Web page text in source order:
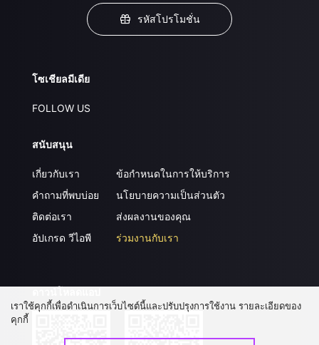
รหัสโปรโมชั่น
โซเชียลมีเดีย
FOLLOW US
สนับสนุน
เกี่ยวกับเรา
คำถามที่พบบ่อย
ติดต่อเรา
อัปเกรด วีไอพี
ข้อกำหนดในการให้บริการ
นโยบายความเป็นส่วนตัว
ส่งผลงานของคุณ
ร่วมงานกับเรา
เราใช้คุกกี้เพื่อดำเนินการเว็บไซต์นี้และปรับปรุงการใช้งาน รายละเอียดของ
คุกกี้